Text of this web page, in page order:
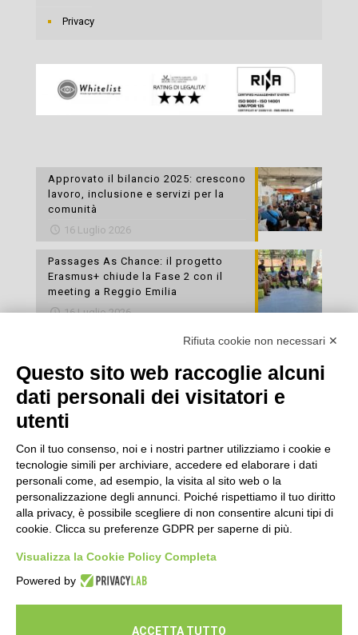
Privacy
Approvato il bilancio 2025: crescono
lavoro, inclusione e servizi per la
comunità
16 Luglio 2026
Passages As Chance: il progetto
Erasmus+ chiude la Fase 2 con il
meeting a Reggio Emilia
16 Luglio 2026
Esami di laboratorio preventivi
cura della propria salute
16 Luglio 2026
Rifiuta cookie non necessari ✕
Questo sito web raccoglie alcuni
dati personali dei visitatori e
utenti
Con il tuo consenso, noi e i nostri partner utilizziamo i cookie e
tecnologie simili per archiviare, accedere ed elaborare i dati
personali come, ad esempio, la visita al sito web o la
personalizzazione degli annunci. Poiché rispettiamo il tuo diritto
alla privacy, è possibile scegliere di non consentire alcuni tipi di
cookie. Clicca su preferenze GDPR per saperne di più.
Visualizza la Cookie Policy Completa
Powered by
ACCETTA TUTTO